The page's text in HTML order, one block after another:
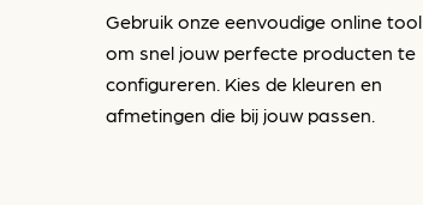
Gebruik onze eenvoudige online tool
om snel jouw perfecte producten te
configureren. Kies de kleuren en
afmetingen die bij jouw passen.